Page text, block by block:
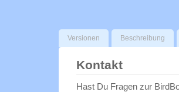
Versionen Beschreibung
Kontakt
Hast Du Fragen zur